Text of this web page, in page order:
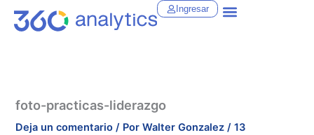
Ingresar
foto-practicas-liderazgo
Deja un comentario / PorWalter Gonzalez/13